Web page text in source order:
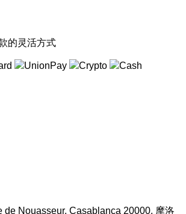
的灵活方式
de Nouasseur, Casablanca 20000, 摩洛